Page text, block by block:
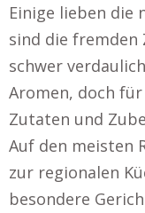
Einige lieben die
sind die
schwer
Aromen, doch
Zutaten und
Auf den meisten
zur regionalen
besondere